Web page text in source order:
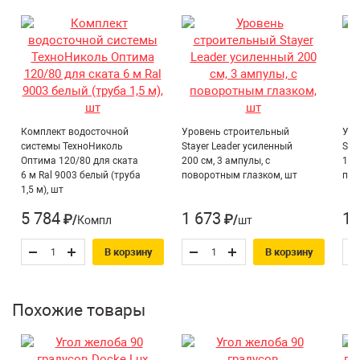
Углы универсальные – нет деления на внутренние и
внешние;
Температурные насечки визуализируют положение
желоба для компенсации температурного
расширения;
Не подвержен коррозии.
Комплект водосточной
системы ТехноНиколь
Оптима 120/80 для ската
6 м Ral 9003 белый (труба
1,5 м), шт
5 784 ₽/Компл
В корзину
Уровень строительный
Stayer Leader усиленный
200 см, 3 ампулы, с
поворотным глазком, шт
1 673 ₽/шт
В корзину
1
Похожие товары